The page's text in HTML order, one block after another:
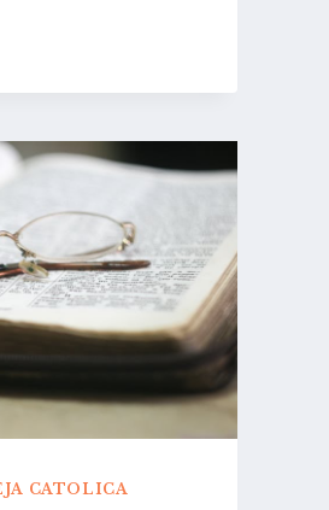
CATOLICA